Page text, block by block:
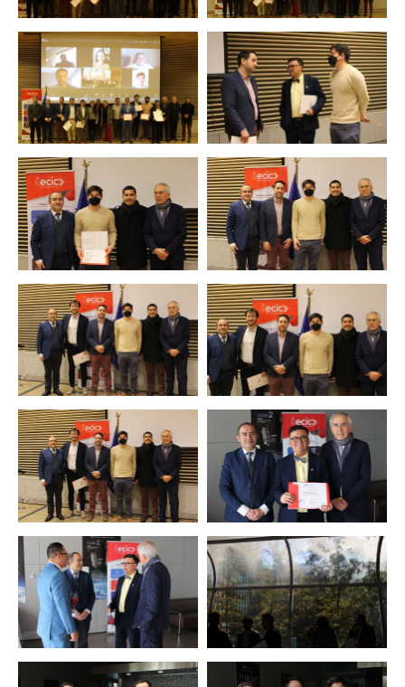
Zoom Zoom
Zoom Zoom
Zoom Zoom
Zoom Zoom
Zoom Zoom
Zoom